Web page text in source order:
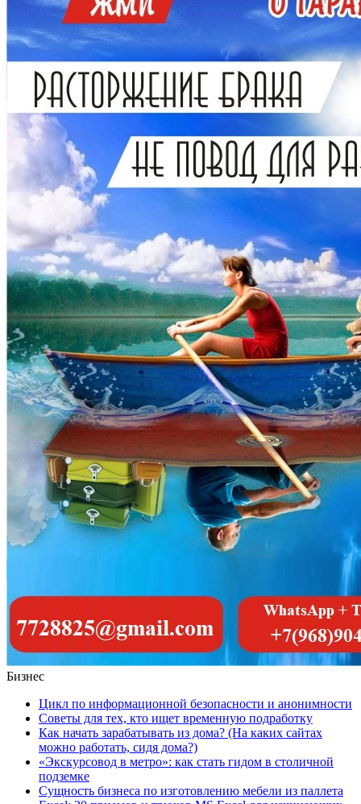
Бизнес
Цикл пo информационной безопасности и анонимности
Советы для тех, кто ищет временную подработку
Как начать зарабатывать из дома? (На каких сайтах
можно работать, сидя дома?)
«Экскурсовод в метро»: как стать гидом в столичной
подземке
Сущность бизнеса по изготовлению мебели из паллета